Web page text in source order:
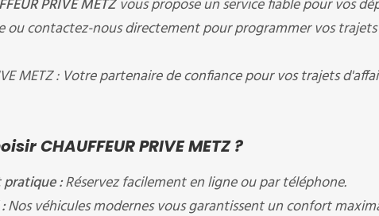
PRIVE METZvous propose un service fiable pour vos
ou contactez-nous directement pour programmer vos
METZ : Votre partenaire de confiance pour vos trajets
CHAUFFEUR PRIVE METZ ?
pratique :Réservez facilement en ligne ou par téléphone.
Nos véhicules modernes vous garantissent un confort